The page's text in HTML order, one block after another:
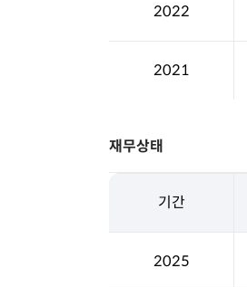
2022
2021
재무상태
기간
2025